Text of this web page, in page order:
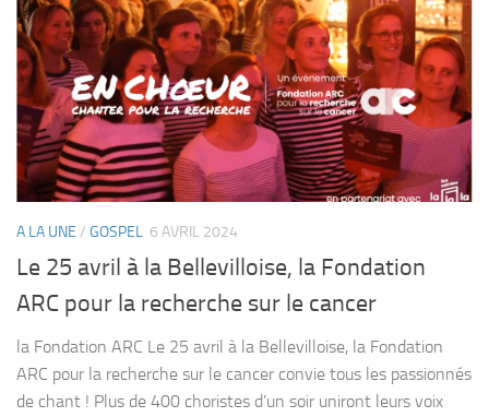
A LA UNE / GOSPEL 6 AVRIL 2024
Le 25 avril à la Bellevilloise, la Fondation
ARC pour la recherche sur le cancer
la Fondation ARC Le 25 avril à la Bellevilloise, la Fondation
ARC pour la recherche sur le cancer convie tous les passionnés
de chant ! Plus de 400 choristes d’un soir uniront leurs voix